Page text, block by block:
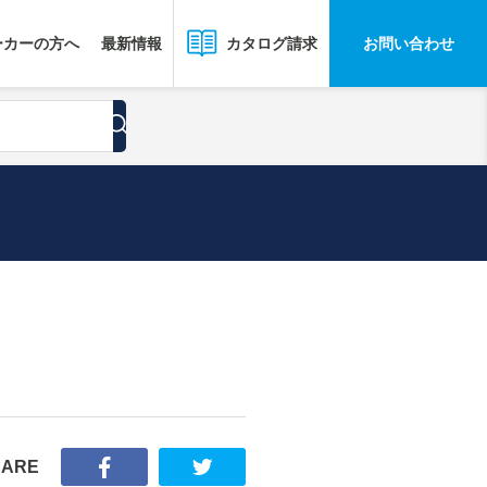
ーの方へ 最新情報 カタログ請求 お問い合わせ